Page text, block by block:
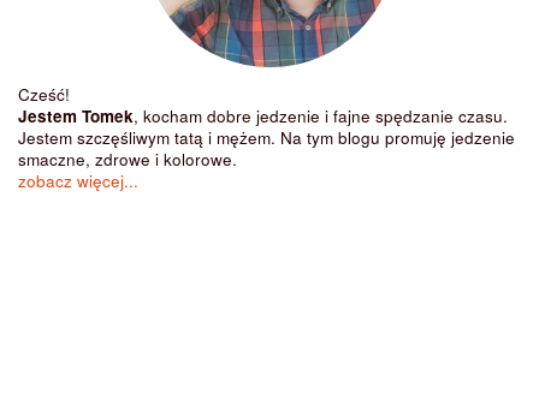
Cześć!
Jestem Tomek, kocham dobre jedzenie i fajne spędzanie czasu.
Jestem szczęśliwym tatą i mężem. Na tym blogu promuję jedzenie
smaczne, zdrowe i kolorowe.
zobacz więcej...